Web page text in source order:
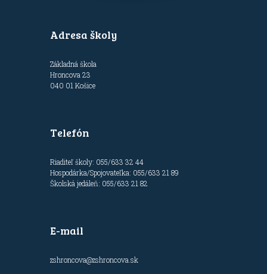
Adresa školy
Základná škola
Hroncova 23
040 01 Košice
Telefón
Riaditeľ školy: 055/633 32 44
Hospodárka/Spojovateľka: 055/633 21 89
Školská jedáleň: 055/633 21 82
E-mail
zshroncova@zshroncova.sk